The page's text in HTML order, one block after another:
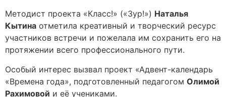
Методист проекта «Класс!» («Зур!») Наталья
Кытина отметила креативный и творческий ресурс
участников встречи и пожелала им сохранить его на
протяжении всего профессионального пути.
Особый интерес вызвал проект «Адвент-календарь
«Времена года», подготовленный педагогом Олимой
Рахимовой и её учениками.